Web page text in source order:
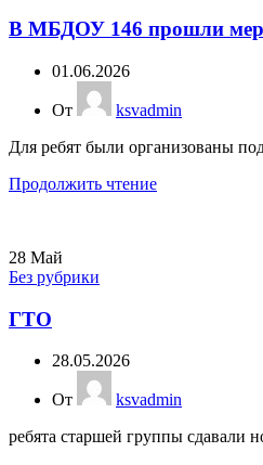
В МБДОУ 146 прошли
01.06.2026
От
ksvadmin
Для ребят были организованы
Продолжить чтение
28 Май
Без рубрики
ГТО
28.05.2026
От
ksvadmin
ребята старшей группы